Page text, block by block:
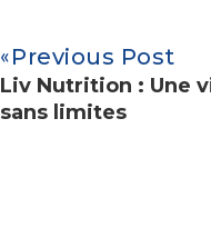
Previous Post
Liv Nutrition : Une
sans limites